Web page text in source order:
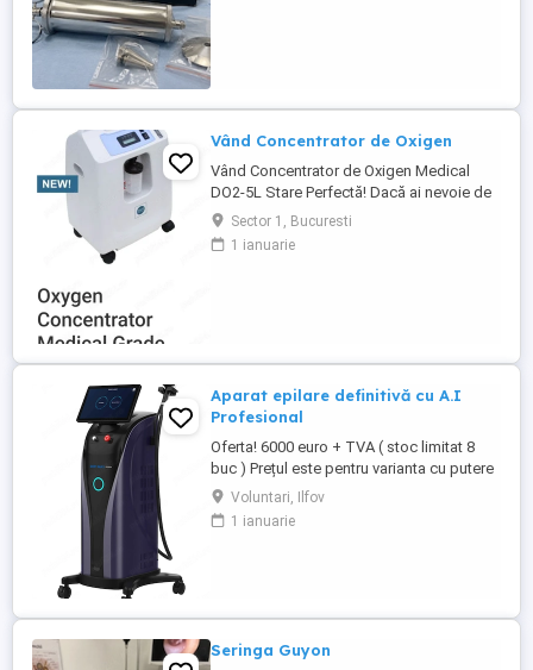
Vând Concentrator de Oxigen
Vând Concentrator de Oxigen Medical
DO2-5L Stare Perfectă! Dacă ai nevoie de
oxigen de înaltă puritate, acest
concentrator Zenii-DO2-5L este soluția
ideală! A fost cumpărat nou și folosit o
Sector 1, Bucuresti
1 ianuarie
Aparat epilare definitivă cu A.I
Profesional
Oferta! 6000 euro + TVA ( stoc limitat 8
buc ) Prețul este pentru varianta cu putere
totală de (3500W aparat, 1200 W manipul )
Puteri disponibile până la 3000W pe bara
laser! POSIBILITATE DE ACHIZIȚIONARE ÎN
Voluntari, Ilfov
1 ianuarie
Seringa Guyon